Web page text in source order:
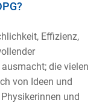
Effizienz,
die vielen
von Ideen und
und